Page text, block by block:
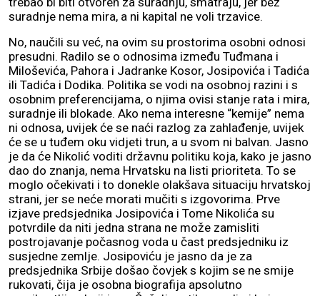
suradnje nema mira, a ni kapital ne voli trzavice.
No, naučili su već, na ovim su prostorima osobni odnosi
presudni. Radilo se o odnosima između Tuđmana i
Miloševića, Pahora i Jadranke Kosor, Josipovića i Tadića
ili Tadića i Dodika. Politika se vodi na osobnoj razini i s
osobnim preferencijama, o njima ovisi stanje rata i mira,
suradnje ili blokade. Ako nema interesne “kemije” nema
ni odnosa, uvijek će se naći razlog za zahlađenje, uvijek
će se u tuđem oku vidjeti trun, a u svom ni balvan. Jasno
je da će Nikolić voditi državnu politiku koja, kako je jasno
dao do znanja, nema Hrvatsku na listi prioriteta. To se
moglo očekivati i to donekle olakšava situaciju hrvatskoj
strani, jer se neće morati mučiti s izgovorima. Prve
izjave predsjednika Josipovića i Tome Nikolića su
potvrdile da niti jedna strana ne može zamisliti
postrojavanje počasnog voda u čast predsjedniku iz
susjedne zemlje. Josipoviću je jasno da je za
predsjednika Srbije došao čovjek s kojim se ne smije
rukovati, čija je osobna biografija apsolutno